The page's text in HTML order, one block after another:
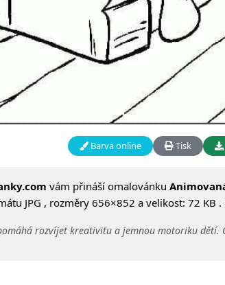
Barva online Tisk
vám přináší omalovánku
JPG , rozměry 656×852 a velikost: 72 KB
rozvíjet kreativitu a jemnou motoriku dětí.